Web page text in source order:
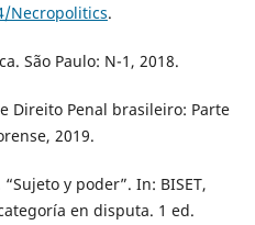
Necropolitics.
São Paulo: N-1, 2018.
Direito Penal brasileiro: Parte
2019.
y poder”. In: BISET,
en disputa. 1 ed.